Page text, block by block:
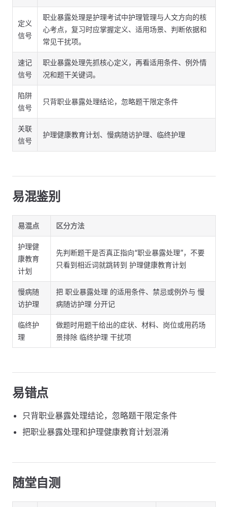
定义
信号
职业暴露处理是护理考试中护理管理与人文方向的核
心考点，复习时应掌握定义、适用场景、判断依据和
常见干扰项。
速记
信号
职业暴露处理先抓核心定义，再看适用条件、例外情
况和题干关键词。
陷阱
信号
只背职业暴露处理结论，忽略题干限定条件
关联
信号
护理健康教育计划、慢病随访护理、临终护理
易混鉴别
易混点 区分方法
护理健
康教育
计划
先判断题干是否真正指向“职业暴露处理”，不要
只看到相近词就跳转到 护理健康教育计划
慢病随
访护理
把 职业暴露处理 的适用条件、禁忌或例外与 慢
病随访护理 分开记
临终护
理
做题时用题干给出的症状、材料、岗位或用药场
景排除 临终护理 干扰项
易错点
只背职业暴露处理结论，忽略题干限定条件
把职业暴露处理和护理健康教育计划混淆
随堂自测